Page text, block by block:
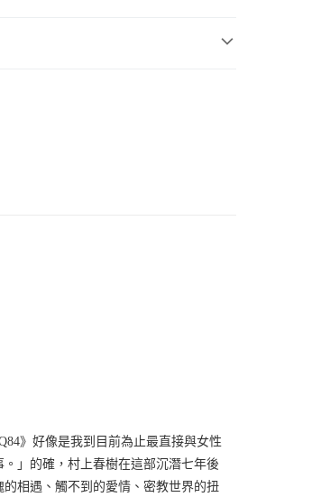
含以上)免運費
》好像是我到目前為止最直接與女性
」的確，村上春樹在這部沉潛七年後
相遇、觸不到的愛情、密教世界的扭